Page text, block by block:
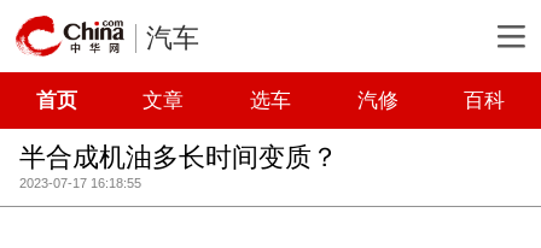
汽车
首页 文章 选车 汽修 百科
半合成机油多长时间变质？
2023-07-17 16:18:55